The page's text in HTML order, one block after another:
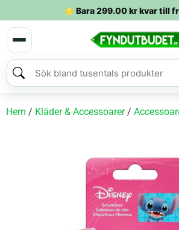
⭐ Bara299.00krkvar till
Hem / Kläder & Accessoarer/